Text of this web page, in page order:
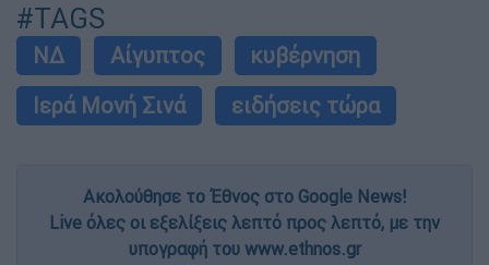
#TAGS
ΝΔ Αίγυπτος
κυβέρνηση
Ιερά Μονή Σινά
ειδήσεις τώρα
Ακολούθησε το Έθνος στο Google News!
Live όλες οι εξελίξεις λεπτό προς λεπτό, με την
υπογραφή του www.ethnos.gr